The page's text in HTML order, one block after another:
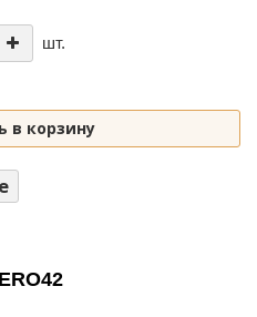
шт.
в корзину